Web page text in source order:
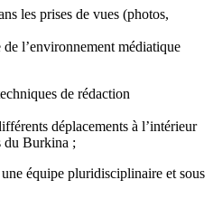
les prises de vues (photos,
l’environnement médiatique
de rédaction
déplacements à l’intérieur
du Burkina ;
équipe pluridisciplinaire et sous